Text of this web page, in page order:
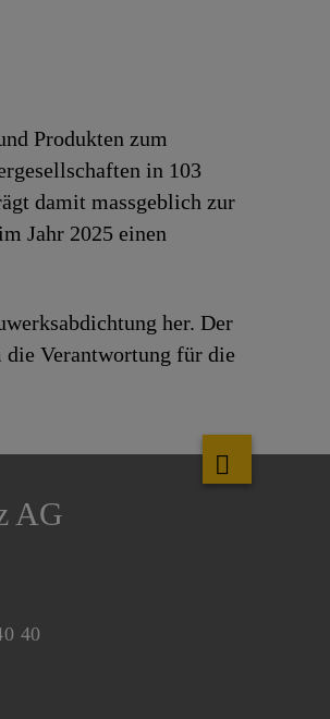
Produkten zum
in 103
damit massgeblich zur
Jahr 2025 einen
her. Der
Verantwortung für die
AG
40